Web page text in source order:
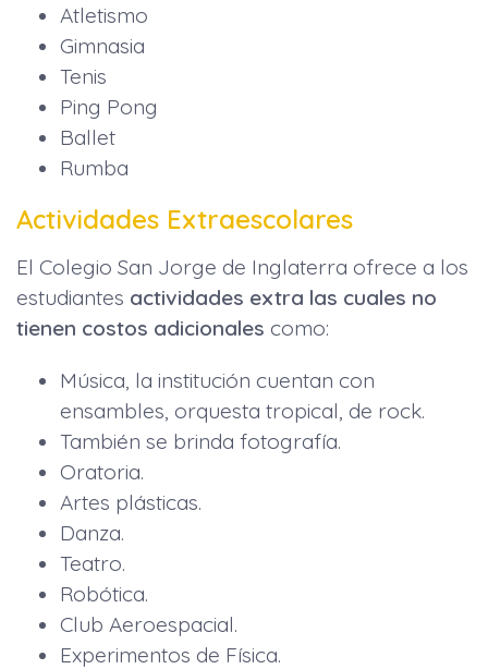
Atletismo
Gimnasia
Tenis
Ping Pong
Ballet
Rumba
Actividades Extraescolares
El Colegio San Jorge de Inglaterra ofrece a los
estudiantes actividades extra las cuales no
tienen costos adicionales como:
Música, la institución cuentan con
ensambles, orquesta tropical, de rock.
También se brinda fotografía.
Oratoria.
Artes plásticas.
Danza.
Teatro.
Robótica.
Club Aeroespacial.
Experimentos de Física.